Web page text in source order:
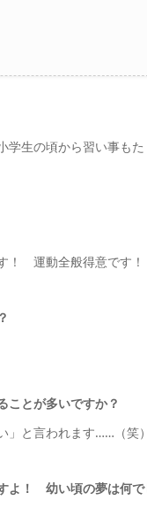
生の頃から習い事も
！ 運動全般得意です！
ことが多いですか？
」と言われます……（笑）
よ！ 幼い頃の夢は何で